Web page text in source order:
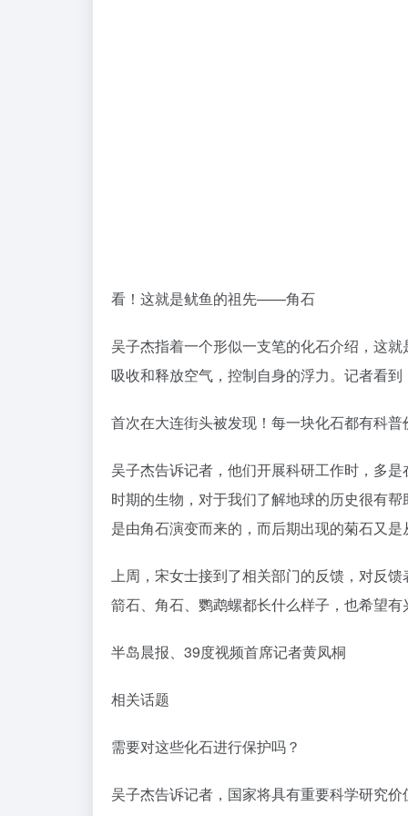
相关话题
需要对这些化石进行保护吗？
吴子杰告诉记者，国家将具有重要科学研究
步鉴定，这些化石并不在《国家重点保护古
绝，被列为国家一级保护动物。但古鹦鹉螺
市民在生活中发现化石该咋办？
石价值，但不要私自采集破坏化石。与此同
行业动态
文章版权归作者所有，未经允许请勿转载。